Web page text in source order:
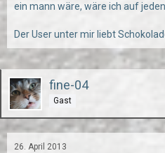
ein mann wäre, wäre ich auf
Der User unter mir liebt
fine-04
Gast
26. April 2013